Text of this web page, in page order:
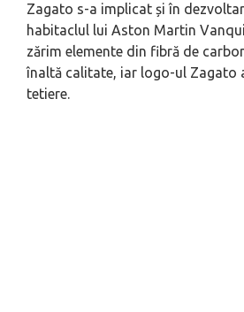
Zagato s-a implicat și în
habitaclul lui Aston Martin
zărim elemente din fibră de
înaltă calitate, iar logo-ul Zagato
tetiere.